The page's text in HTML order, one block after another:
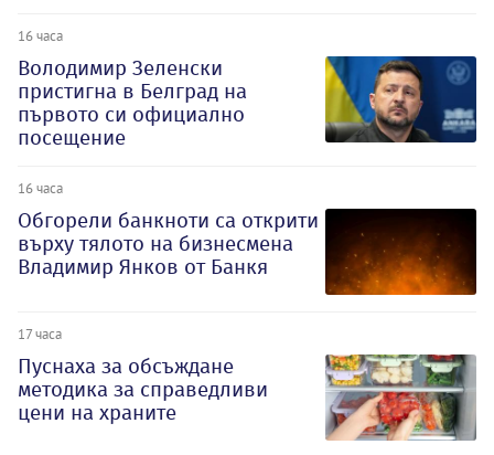
16 часа
Володимир Зеленски
пристигна в Белград на
първото си официално
посещение
16 часа
Обгорели банкноти са открити
върху тялото на бизнесмена
Владимир Янков от Банкя
17 часа
Пуснаха за обсъждане
методика за справедливи
цени на храните